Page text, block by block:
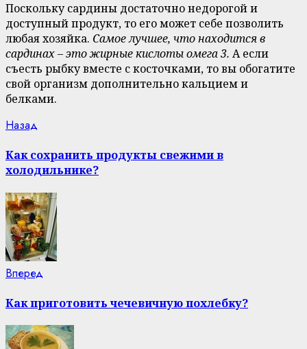
Поскольку сардины достаточно недорогой и
доступный продукт, то его может себе позволить
любая хозяйка. Самое лучшее, что находится в
сардинах – это жирные кислоты омега 3. А если
съесть рыбку вместе с косточками, то вы обогатите
свой организм дополнительно кальцием и
белками.
Continue
Reading
Назад
Как сохранить продукты свежими в
холодильнике?
Вперед
Как приготовить чечевичную похлебку?